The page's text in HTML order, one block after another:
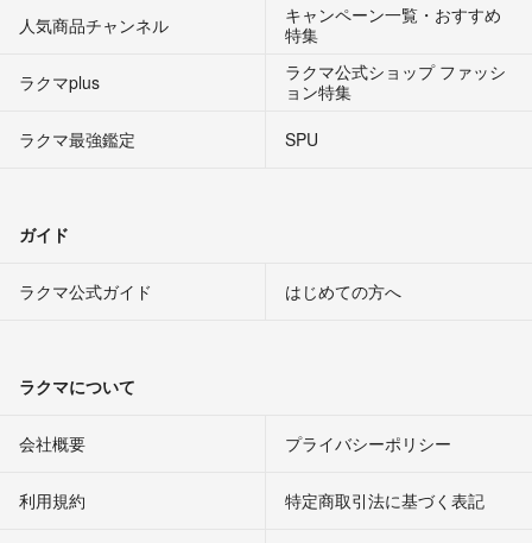
人気商品チャンネル
キャンペーン一覧・おすすめ
特集
ラクマplus
ラクマ公式ショップ ファッシ
ョン特集
ラクマ最強鑑定
SPU
ガイド
ラクマ公式ガイド はじめての方へ
ラクマについて
会社概要 プライバシーポリシー
利用規約 特定商取引法に基づく表記